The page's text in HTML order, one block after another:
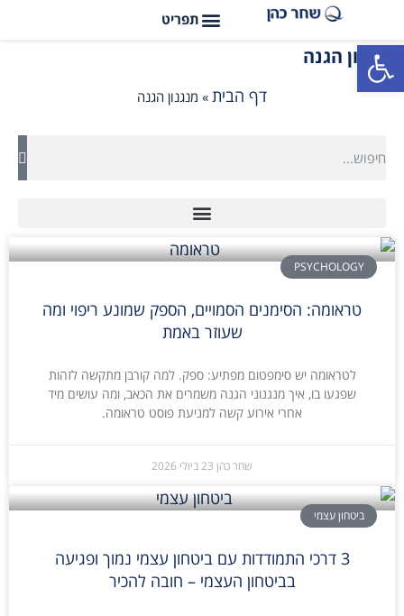
פתח סרגל נגישות
מנגנון הגנה
דף הבית » מנגנון הגנה
PSYCHOLOGY
טראומה: הסימנים הסמויים, הספק שמונע ריפוי ומה
שעוזר באמת
לטראומה יש סימפטום מפתיע: ספק. למה קורבן מתקשה לזהות
שפגעו בו, איך מנגנוני הגנה משמרים את הכאב, ומה עושים מיד
אחרי אירוע קשה למניעת פוסט טראומה.
שחר כהן 23 ביולי 2026
ביטחון עצמי
3 דרכי התמודדות עם ביטחון עצמי נמוך ופגיעה
בביטחון העצמי – חובה להכיר